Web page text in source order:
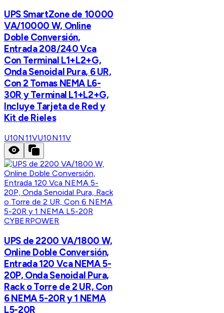
UPS SmartZone de 10000
VA/10000 W, Online
Doble Conversión,
Entrada 208/240 Vca
Con Terminal L1+L2+G,
Onda Senoidal Pura, 6 UR,
Con 2 Tomas NEMA L6-
30R y Terminal L1+L2+G,
Incluye Tarjeta de Red y
Kit de Rieles
U10N11VU10N11V
CYBERPOWER
UPS de 2200 VA/1800 W,
Online Doble Conversión,
Entrada 120 Vca NEMA 5-
20P, Onda Senoidal Pura,
Rack o Torre de 2 UR, Con
6 NEMA 5-20R y 1 NEMA
L5-20R